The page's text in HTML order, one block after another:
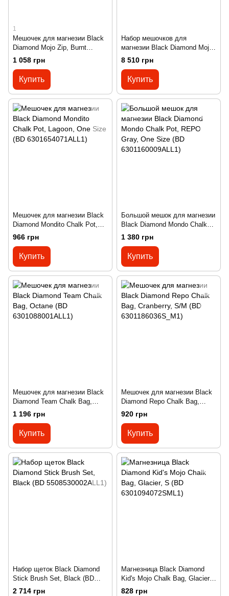
1
Мешочек для магнезии Black
Diamond Mojo Zip, Burnt
Sienna, M/L (BD
6301176044M_L1)
1 058 грн
Купить
Набор мешочков для
магнезии Black Diamond Mojo
Zip Chalk Bag 10 Pack, One
Size (BD 6301140000ALL1)
8 510 грн
Купить
Мешочек для магнезии Black
Diamond Mondito Chalk Pot,
Lagoon, One Size (BD
6301654071ALL1)
966 грн
Купить
Большой мешок для магнезии
Black Diamond Mondo Chalk
Pot, REPO Gray, One Size (BD
6301160009ALL1)
1 380 грн
Купить
Мешочек для магнезии Black
Diamond Team Chalk Bag,
Octane (BD 6301088001ALL1)
1 196 грн
Купить
Мешочек для магнезии Black
Diamond Repo Chalk Bag,
Cranberry, S/M (BD
6301186036S_M1)
920 грн
Купить
Набор щеток Black Diamond
Stick Brush Set, Black (BD
5508530002ALL1)
2 714 грн
Магнезница Black Diamond
Kid's Mojo Chalk Bag, Glacier,
S (BD 6301094072SML1)
828 грн